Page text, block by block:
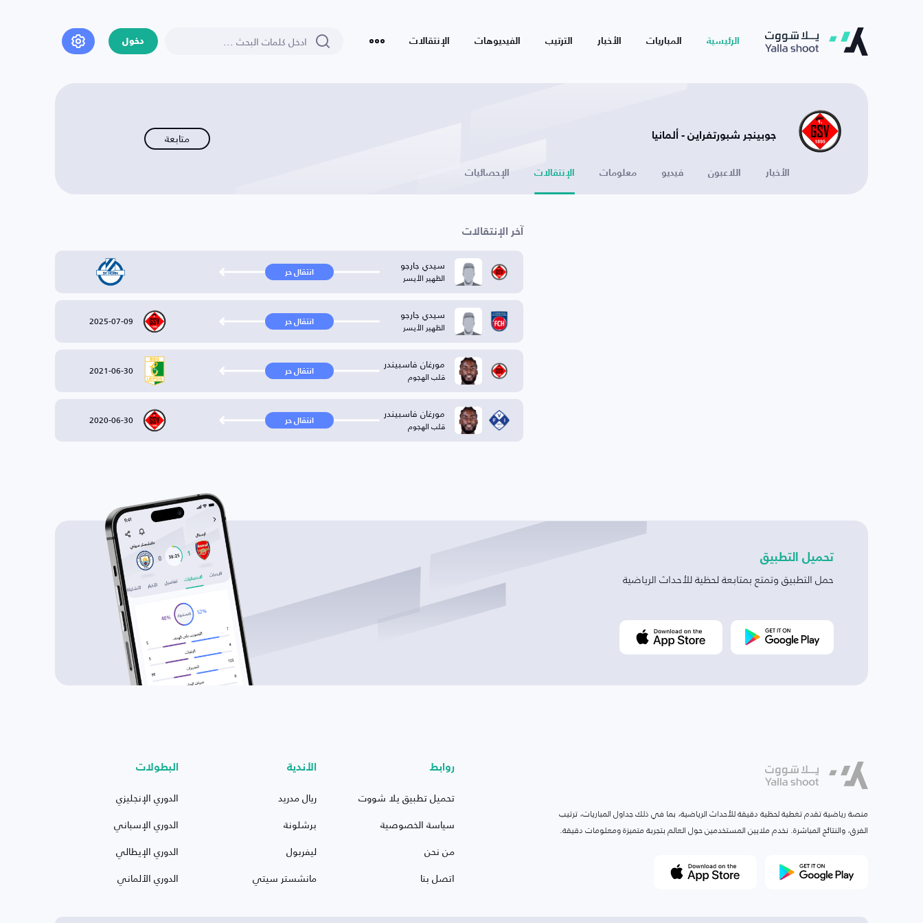
الرئيسية المباريات الأخبار الترتيب الفيديوهات الإنتقالات دخول
جوبينجر شبورتفراين - ألمانيا متابعة
الأخبار اللاعبون فيديو معلومات الإنتقالات الإحصائيات
آخر الإنتقالات
سيدي جارجو
الظهير الأيسر انتقال حر
سيدي جارجو
الظهير الأيسر انتقال حر 2025-07-09
مورغان فاسبيندر
قلب الهجوم انتقال حر 2021-06-30
مورغان فاسبيندر
قلب الهجوم انتقال حر 2020-06-30
تحميل التطبيق
حمل التطبيق وتمتع بمتابعة لحظية للأحداث الرياضية
منصة رياضية تقدم تغطية لحظية دقيقة للأحداث الرياضية، بما في ذلك جداول المباريات، ترتيب
الفرق، والنتائج المباشرة. نخدم ملايين المستخدمين حول العالم بتجربة متميزة ومعلومات دقيقة.
روابط
تحميل تطبيق يلا شووت
سياسة الخصوصية
من نحن
اتصل بنا
الأندية
ريال مدريد
برشلونة
ليفربول
مانشستر سيتي
البطولات
الدوري الإنجليزي
الدوري الإسباني
الدوري الإيطالي
الدوري الألماني